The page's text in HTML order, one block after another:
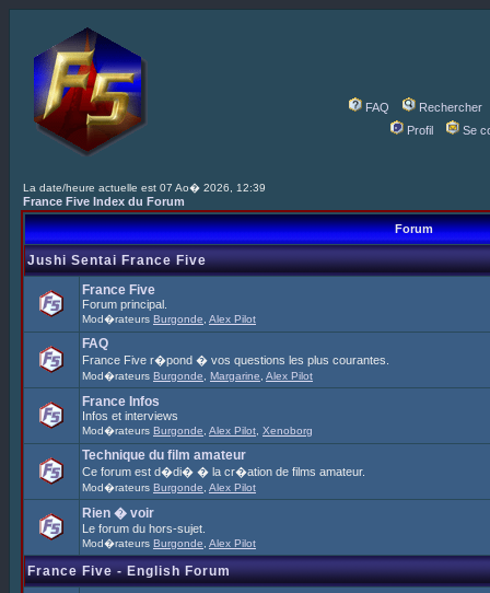
FAQ
Rechercher
Profil
Se
La date/heure actuelle est 07 Ao� 2026, 12:39
France Five Index du Forum
Forum
Jushi Sentai France Five
France Five
Forum principal.
Mod�rateurs Burgonde Alex Pilot
FAQ
France Five r�pond � vos questions les plus courantes.
Mod�rateurs Burgonde Margarine Alex Pilot
France Infos
Infos et interviews
Mod�rateurs Burgonde Alex Pilot Xenoborg
Technique du film amateur
Ce forum est d�di� � la cr�ation de films amateur.
Mod�rateurs Burgonde Alex Pilot
Rien � voir
Le forum du hors-sujet.
Mod�rateurs Burgonde Alex Pilot
France Five - English Forum